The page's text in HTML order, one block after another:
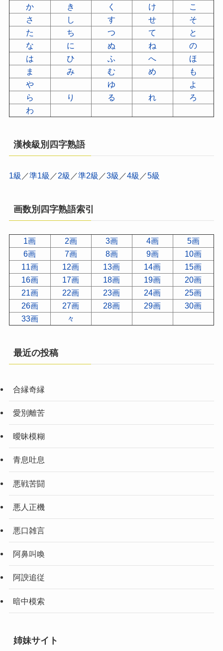
か
き く け
こ
さ
し す せ
そ
た
ち つ て
と
な
に ぬ ね
の
は
ひ ふ へ
ほ
ま
み む め
も
や
ゆ
よ
ら
り る れ
ろ
わ
漢検級別四字熟語
1級 ／準1級 ／2級 ／準2級 ／3級 ／4級 ／5級
画数別四字熟語索引
1画 2画 3画 4画
5画
6画
7画 8画 9画
10画
11画
12画 13画 14画
15画
16画
17画 18画 19画
20画
21画
22画 23画 24画
25画
26画
27画 28画 29画
30画
33画
々
最近の投稿
合縁奇縁
愛別離苦
曖昧模糊
青息吐息
悪戦苦闘
悪人正機
悪口雑言
阿鼻叫喚
阿諛追従
暗中模索
姉妹サイト